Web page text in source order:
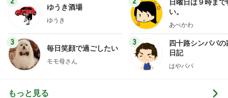
ゆうき酒場
ゆうき
3
毎日笑顔で過ごしたい
モモ母さん
日曜日は９時まで
い。
あべかわ
3
四十路シンパパの
日記
はやパパ
もっと見る